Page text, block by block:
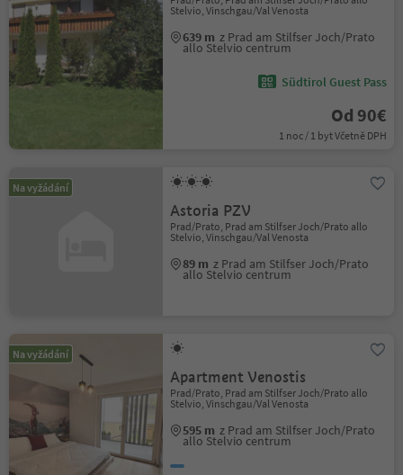
Stelvio, Vinschgau/Val Venosta
639 m z Prad am Stilfser Joch/Prato
allo Stelvio centrum
Südtirol Guest Pass
Od 90€
1 noc / 1 byt Včetně DPH
Na vyžádání
Astoria PZV
Prad/Prato, Prad am Stilfser Joch/Prato allo
Stelvio, Vinschgau/Val Venosta
89 m z Prad am Stilfser Joch/Prato
allo Stelvio centrum
Na vyžádání
Apartment Venostis
Prad/Prato, Prad am Stilfser Joch/Prato allo
Stelvio, Vinschgau/Val Venosta
595 m z Prad am Stilfser Joch/Prato
allo Stelvio centrum